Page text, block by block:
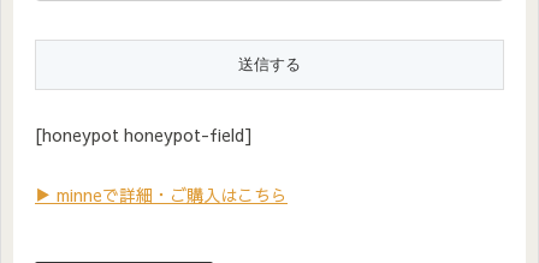
[honeypot honeypot-field]
▶ minneで詳細・ご購入はこちら